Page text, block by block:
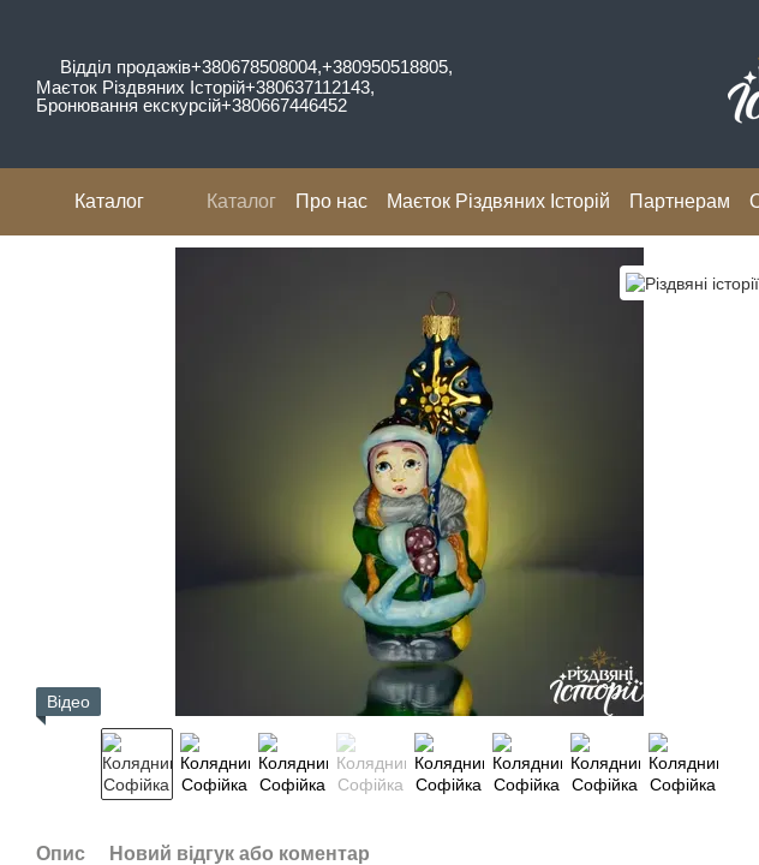
Відділ продажів+380678508004,+380950518805,
Маєток Різдвяних Історій+380637112143,
Бронювання екскурсій+380667446452
Каталог Каталог Про нас Маєток Різдвяних Історій Партнерам
Відео
Опис
Новий відгук або коментар